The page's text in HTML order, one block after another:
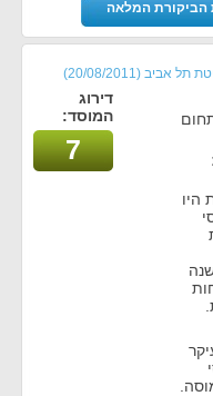
הביקורת המלאה
תל אביב (20/08/2011)
היו
דירוג
המוסד:
7